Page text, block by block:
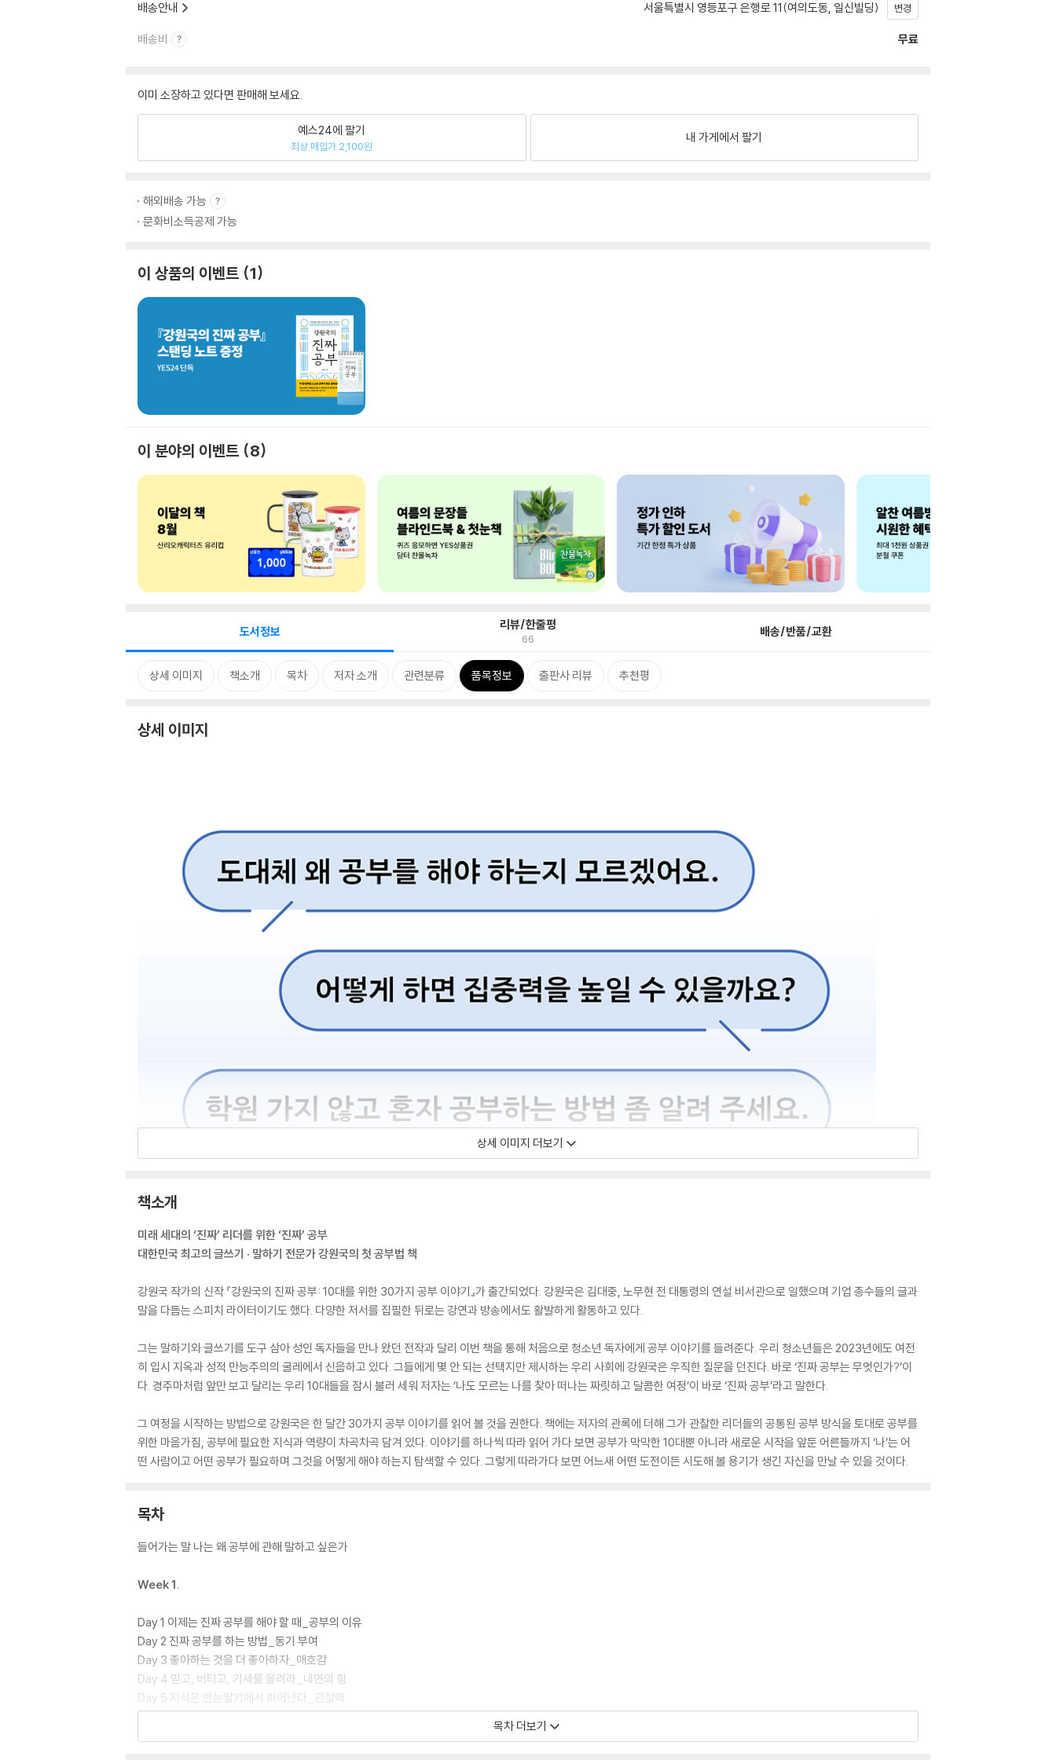
배송안내 서울특별시 영등포구 은행로 11(여의도동, 일신빌딩) 변경
배송비 무료
이미 소장하고 있다면 판매해 보세요.
예스24에 팔기
최상 매입가 2,100원
내 가게에서 팔기
해외배송 가능
문화비소득공제 가능
이 상품의 이벤트 1
이 분야의 이벤트 8
도서정보 리뷰/한줄평
66 배송/반품/교환
상세 이미지 책소개 목차 저자 소개 관련분류 품목정보 출판사 리뷰 추천평
상세 이미지
상세 이미지 더보기
책소개
미래 세대의 ‘진짜’ 리더를 위한 ‘진짜’ 공부
대한민국 최고의 글쓰기 · 말하기 전문가 강원국의 첫 공부법 책
강원국 작가의 신작 『강원국의 진짜 공부: 10대를 위한 30가지 공부 이야기』가 출간되었다. 강원국은 김대중, 노무현 전 대통령의 연설 비서관으로 일했으며 기업 총수들의 글과
말을 다듬는 스피치 라이터이기도 했다. 다양한 저서를 집필한 뒤로는 강연과 방송에서도 활발하게 활동하고 있다.
그는 말하기와 글쓰기를 도구 삼아 성인 독자들을 만나 왔던 전작과 달리 이번 책을 통해 처음으로 청소년 독자에게 공부 이야기를 들려준다. 우리 청소년들은 2023년에도 여전
히 입시 지옥과 성적 만능주의의 굴레에서 신음하고 있다. 그들에게 몇 안 되는 선택지만 제시하는 우리 사회에 강원국은 우직한 질문을 던진다. 바로 ‘진짜 공부는 무엇인가?’이
다. 경주마처럼 앞만 보고 달리는 우리 10대들을 잠시 불러 세워 저자는 ‘나도 모르는 나를 찾아 떠나는 짜릿하고 달콤한 여정’이 바로 ‘진짜 공부’라고 말한다.
그 여정을 시작하는 방법으로 강원국은 한 달간 30가지 공부 이야기를 읽어 볼 것을 권한다. 책에는 저자의 관록에 더해 그가 관찰한 리더들의 공통된 공부 방식을 토대로 공부를
위한 마음가짐, 공부에 필요한 지식과 역량이 차곡차곡 담겨 있다. 이야기를 하나씩 따라 읽어 가다 보면 공부가 막막한 10대뿐 아니라 새로운 시작을 앞둔 어른들까지 ‘나’는 어
떤 사람이고 어떤 공부가 필요하며 그것을 어떻게 해야 하는지 탐색할 수 있다. 그렇게 따라가다 보면 어느새 어떤 도전이든 시도해 볼 용기가 생긴 자신을 만날 수 있을 것이다.
목차
들어가는 말 나는 왜 공부에 관해 말하고 싶은가
Week 1.
Day 1 이제는 진짜 공부를 해야 할 때_공부의 이유
Day 2 진짜 공부를 하는 방법_동기 부여
Day 3 좋아하는 것을 더 좋아하자_애호감
Day 4 믿고, 버티고, 기세를 올려라_내면의 힘
Day 5 지식은 한눈팔기에서 피어난다_관찰력
Day 6 크로노스의 시간과 카이로스의 시간_시간 관리
목차 더보기